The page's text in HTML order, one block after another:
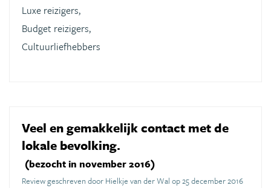
Luxe reizigers,
Budget reizigers,
Cultuurliefhebbers
Veel en gemakkelijk contact met de
lokale bevolking.
(bezocht in november 2016)
Review geschreven door Hielkje van der Wal op 25 december 2016